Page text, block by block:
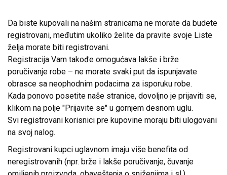
Da biste kupovali na našim stranicama ne morate da budete
registrovani, međutim ukoliko želite da pravite svoje Liste
želja morate biti registrovani.
Registracija Vam takođe omogućava lakše i brže
poručivanje robe – ne morate svaki put da ispunjavate
obrasce sa neophodnim podacima za isporuku robe.
Kada ponovo posetite naše stranice, dovoljno je prijaviti se,
klikom na polje "Prijavite se" u gornjem desnom uglu.
Svi registrovani korisnici pre kupovine moraju biti ulogovani
na svoj nalog.
Registrovani kupci uglavnom imaju više benefita od
neregistrovanih (npr. brže i lakše poručivanje, čuvanje